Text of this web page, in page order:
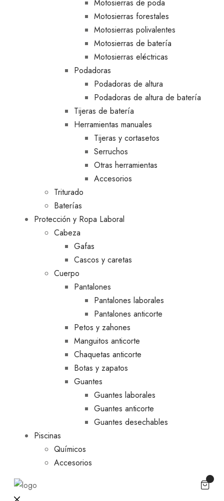
Motosierras de poda
Motosierras forestales
Motosierras polivalentes
Motosierras de batería
Motosierras eléctricas
Podadoras
Podadoras de altura
Podadoras de altura de batería
Tijeras de batería
Herramientas manuales
Tijeras y cortasetos
Serruchos
Otras herramientas
Accesorios
Triturado
Baterías
Protección y Ropa Laboral
Cabeza
Gafas
Cascos y caretas
Cuerpo
Pantalones
Pantalones laborales
Pantalones anticorte
Petos y zahones
Manguitos anticorte
Chaquetas anticorte
Botas y zapatos
Guantes
Guantes laborales
Guantes anticorte
Guantes desechables
Piscinas
Químicos
Accesorios